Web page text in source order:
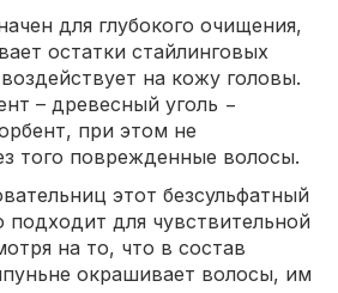
для глубокого очищения,
остатки стайлинговых
на кожу головы.
– древесный уголь −
при этом не
того поврежденные волосы.
этот безсульфатный
для чувствительной
на то, что в состав
окрашивает волосы, им